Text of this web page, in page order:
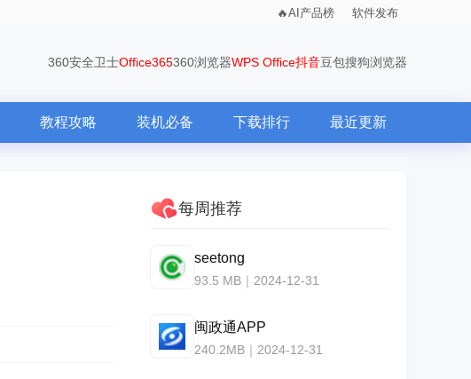
AI产品榜 软件发布
360安全卫士Office365360浏览器WPS Office抖音豆包搜狗浏览器
教程攻略 装机必备 下载排行 最近更新
每周推荐
seetong
93.5 MB｜2024-12-31
闽政通APP
240.2MB｜2024-12-31